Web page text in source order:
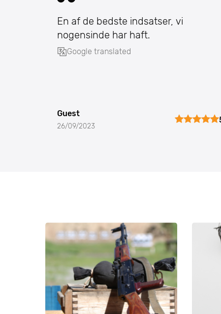
En af de bedste indsatser, vi
nogensinde har haft.
Google translated
Guest
26/09/2023